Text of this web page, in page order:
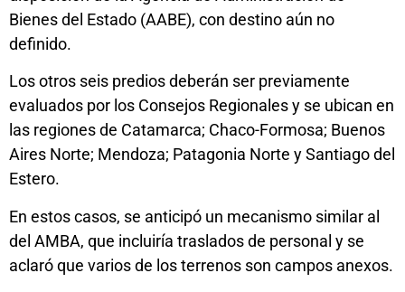
Bienes del Estado (AABE), con destino aún no
definido.
Los otros seis predios deberán ser previamente
evaluados por los Consejos Regionales y se ubican en
las regiones de Catamarca; Chaco-Formosa; Buenos
Aires Norte; Mendoza; Patagonia Norte y Santiago del
Estero.
En estos casos, se anticipó un mecanismo similar al
del AMBA, que incluiría traslados de personal y se
aclaró que varios de los terrenos son campos anexos.